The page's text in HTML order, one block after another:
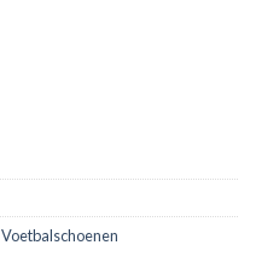
Voetbalschoenen